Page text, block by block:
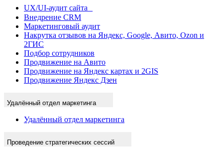
UX/UI-аудит сайта
Внедрение CRM
Маркетинговый аудит
Накрутка отзывов на Яндекс, Google, Авито, Ozon и
2ГИС
Подбор сотрудников
Продвижение на Авито
Продвижение на Яндекс картах и 2GIS
Продвижение Яндекс Дзен
Удалённый отдел маркетинга
Удалённый отдел маркетинга
Проведение стратегических сессий